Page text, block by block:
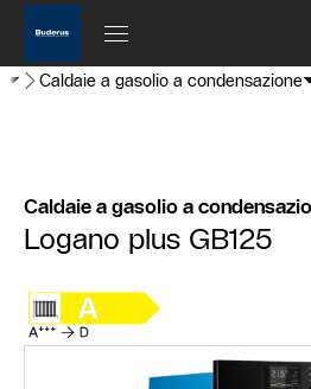
Caldaie a gasolio a condensazione
Caldaie a gasolio a
Logano plus GB125